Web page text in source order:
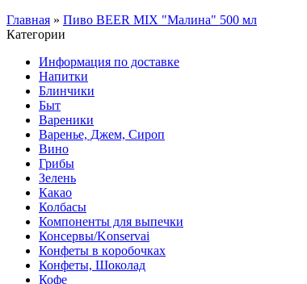
Главная » Пиво BEER MIX "Малина" 500 мл
Категории
Информация по доставке
Hапитки
Блинчики
Быт
Вареники
Варенье, Джем, Сироп
Вино
Грибы
Зелень
Какао
Колбасы
Компоненты для выпечки
Консервы/Konservai
Конфеты в кoробочках
Конфеты, Шоколад
Кофе